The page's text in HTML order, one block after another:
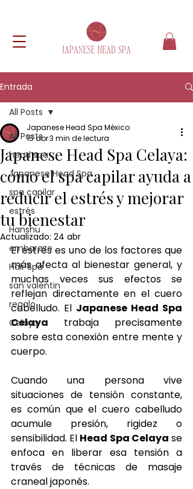
Entrada
All Posts
head spa
Japanese Head Spa
spa capilar
estrés
Hanshu
embarazo
Hair Spa
san valentin
regalo
Celaya
All Posts
Japanese Head Spa Celaya:
cómo el spa capilar ayuda a
reducir el estrés y mejorar
tu bienestar
Japanese Head Spa México
15 abr3 min de lectura
Actualizado: 24 abr
El estrés es uno de los factores que
más afecta al bienestar general, y
muchas veces sus efectos se
reflejan directamente en el cuero
cabelludo. El Japanese Head Spa
Celaya trabaja precisamente
sobre esta conexión entre mente y
cuerpo.
Cuando una persona vive
situaciones de tensión constante,
es común que el cuero cabelludo
acumule presión, rigidez o
sensibilidad. El Head Spa Celaya se
enfoca en liberar esa tensión a
través de técnicas de masaje
craneal japonés.